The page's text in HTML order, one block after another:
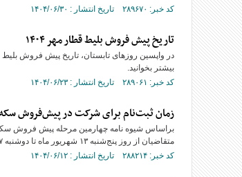
کد خبر: ۲۸۹۶۷۰ تاریخ انتشار : ۱۴۰۴/۰۶/۳۰
تاریخ پیش فروش بلیط قطار مهر ۱۴۰۴
بیشتر بخوانید.
کد خبر: ۲۸۹۰۶۱ تاریخ انتشار : ۱۴۰۴/۰۶/۲۳
زمان ثبت‌نام برای شرکت در پیش‌فروش
متقاضیان از روز پنج‌شنبه ۱۳ شهریور ماه تا دوشنبه ۱۷ شهریورماه، فرصت دارند تا با واریز معادل ریالی مبلغ سفارش خود در این طرح شرکت کنند.
کد خبر: ۲۸۸۲۱۴ تاریخ انتشار : ۱۴۰۴/۰۶/۱۲